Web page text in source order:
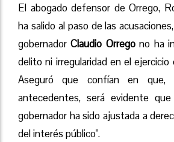
El abogado defensor de Orrego,
ha salido al paso de las
gobernadorClaudio Orregono ha
delito ni irregularidad en el
Aseguró que confían en que,
antecedentes, será evidente
gobernador ha sido ajustada a
del interés público".